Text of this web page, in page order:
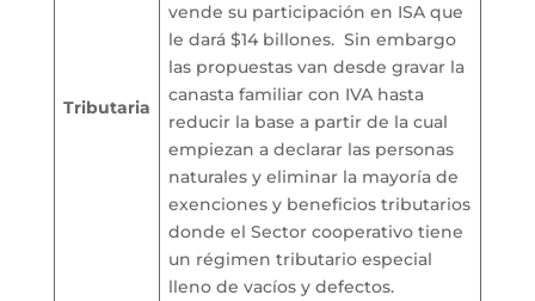
Tributaria
vende su participación en ISA que
le dará $14 billones. Sin embargo
las propuestas van desde gravar la
canasta familiar con IVA hasta
reducir la base a partir de la cual
empiezan a declarar las personas
naturales y eliminar la mayoría de
exenciones y beneficios tributarios
donde el Sector cooperativo tiene
un régimen tributario especial
lleno de vacíos y defectos.